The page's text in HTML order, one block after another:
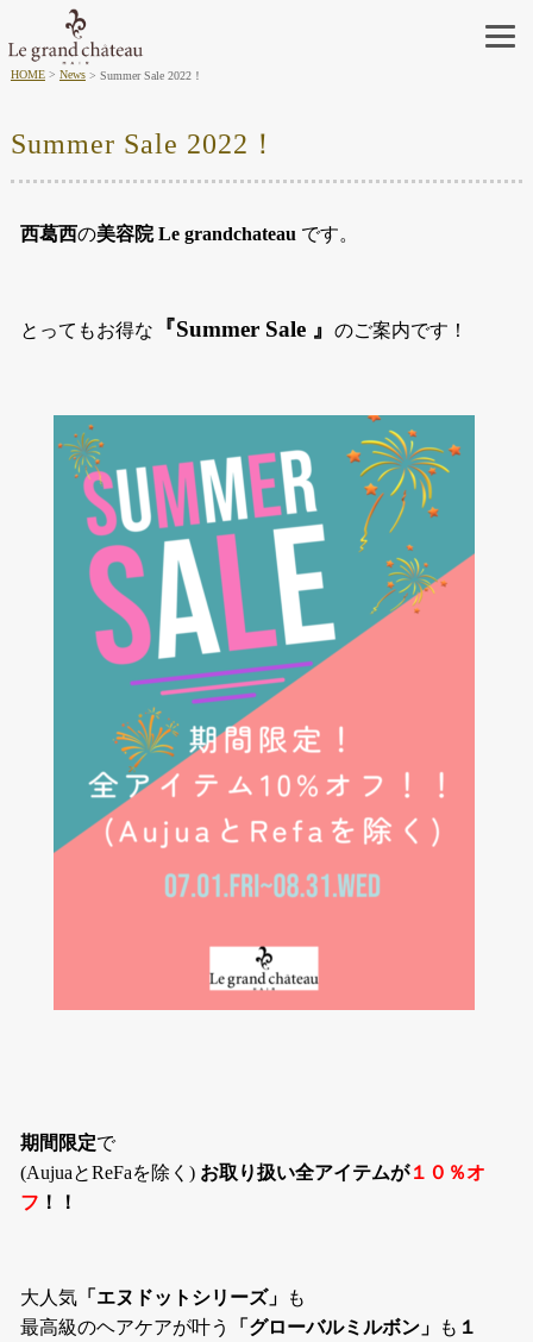
HOME News Summer Sale 2022！
Summer Sale 2022！
西葛西の美容院 Le grandchateau です。
とってもお得な 『Summer Sale 』のご案内です！
期間限定で
(AujuaとReFaを除く) お取り扱い全アイテムが１０％オ
フ ！！
大人気 「エヌドットシリーズ」
も
最高級のヘアケアが叶う
「グローバルミルボン」 も １